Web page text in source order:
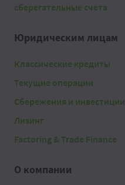
сберегательные счета
Юридическим лицам
Классические кредиты
Текущие операции
Сбережения и инвестиции
Лизинг
Factoring & Trade Finance
О компании